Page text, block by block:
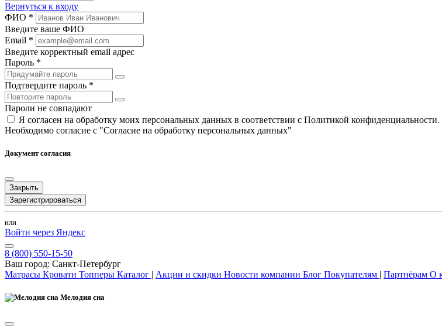
Вернуться к входу
ФИО *
Введите ваше ФИО
Email *
Введите корректный email адрес
Пароль *
Подтвердите пароль *
Пароли не совпадают
Я согласен на обработку моих персональных данных в соответствии с Политикой конфиденциальности.
Необходимо согласие с "Согласие на обработку персональных данных"
Документ согласия
Закрыть
Зарегистрироваться
или
Войти через Яндекс
8 (800) 550-15-50
Ваш город: Санкт-Петербург
Матрасы Кровати Топперы Каталог | Акции и скидки Новости компании Блог Покупателям | Партнёрам О
Мелодия сна